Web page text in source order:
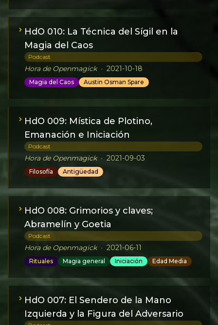
HdO 010: La Técnica del Sígil en la
Magia del Caos
Podcast
Hora de Openmagick • 2021-10-18
Magia del Caos Austin Osman Spare
HdO 009: Mística de Plotino,
Emanación e Iniciación
Podcast
Hora de Openmagick • 2021-09-03
Filosofía Antigüedad
HdO 008: Grimorios y claves;
Abramelín y Goetia
Podcast
Hora de Openmagick • 2021-06-11
Rituales Magia general Iniciación Edad Media
HdO 007: El Sendero de la Mano
Izquierda y la Figura del Adversario